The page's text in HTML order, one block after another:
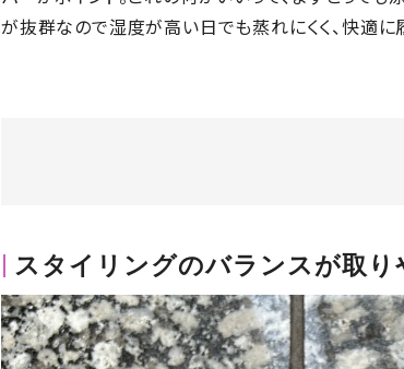
が抜群なので湿度が高い日でも蒸れにくく、快適に
スタイリングのバランスが取